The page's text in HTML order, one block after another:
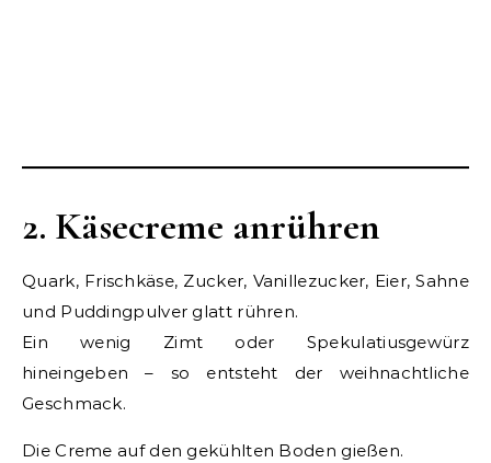
2. Käsecreme anrühren
Quark, Frischkäse, Zucker, Vanillezucker, Eier, Sahne
und Puddingpulver glatt rühren.
Ein wenig Zimt oder Spekulatiusgewürz
hineingeben – so entsteht der weihnachtliche
Geschmack.
Die Creme auf den gekühlten Boden gießen.